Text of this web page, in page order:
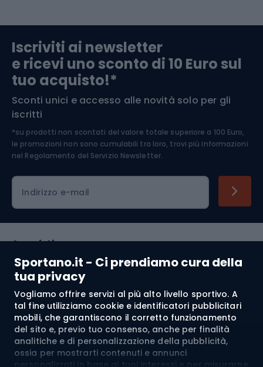
Sportano.it - Ci prendiamo cura della
tua privacy
Vogliamo offrire servizi al più alto livello sportivo. A
tal fine utilizziamo cookie e identificatori pubblicitari
mobili, che garantiscono il corretto funzionamento
del sito e, previo tuo consenso, anche per finalità
analitiche e di personalizzazione della pubblicità,
ossia per mostrarti contenuti e annunci
personalizzati in base ai tuoi interessi e per misurarne
Abbigliamento da escursionismo
Componenti per biciclette
Arrampicata
Medicina dello sport
Abbigliamento ciclistico
Iscriviti ai newsletter
e ricevi uno sconto di 10 Euro sul
tuo acquisto!*
Sconti unici e accesso alle novità solo per gli
iscritti
*su prodotti non scontati del valore totale superiore a 100 Euro,
le promozioni non sono cumulabili tra loro, trovi più informazioni
nel Regolamento del Servizio Newsletter.
Indirizzo e-mail
Acquisti
Servizio clienti
Regolamento
Chi siamo